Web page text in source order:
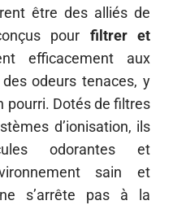
être des alliés de
pour filtrer et
efficacement aux
odeurs tenaces, y
pourri. Dotés de filtres
d’ionisation, ils
odorantes et
sain et
ne s’arrête pas à la